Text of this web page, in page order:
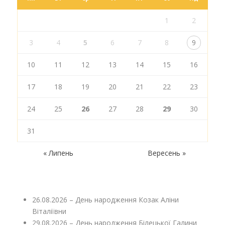
1 2
3 4 5 6 7 8 9
10 11 12 13 14 15 16
17 18 19 20 21 22 23
24 25 26 27 28 29 30
31
« Липень Вересень »
26.08.2026 – День народження Козак Аліни
Віталіївни
29.08.2026 – День народження Білецької Галини